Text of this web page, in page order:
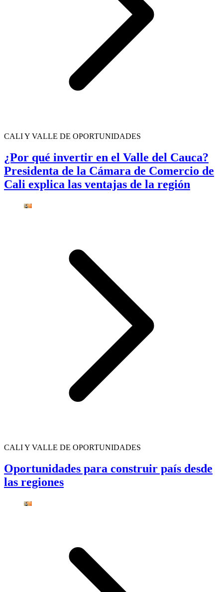
CALI Y VALLE DE OPORTUNIDADES
¿Por qué invertir en el Valle del Cauca?
Presidenta de la Cámara de Comercio de
Cali explica las ventajas de la región
CALI Y VALLE DE OPORTUNIDADES
Oportunidades para construir país desde
las regiones